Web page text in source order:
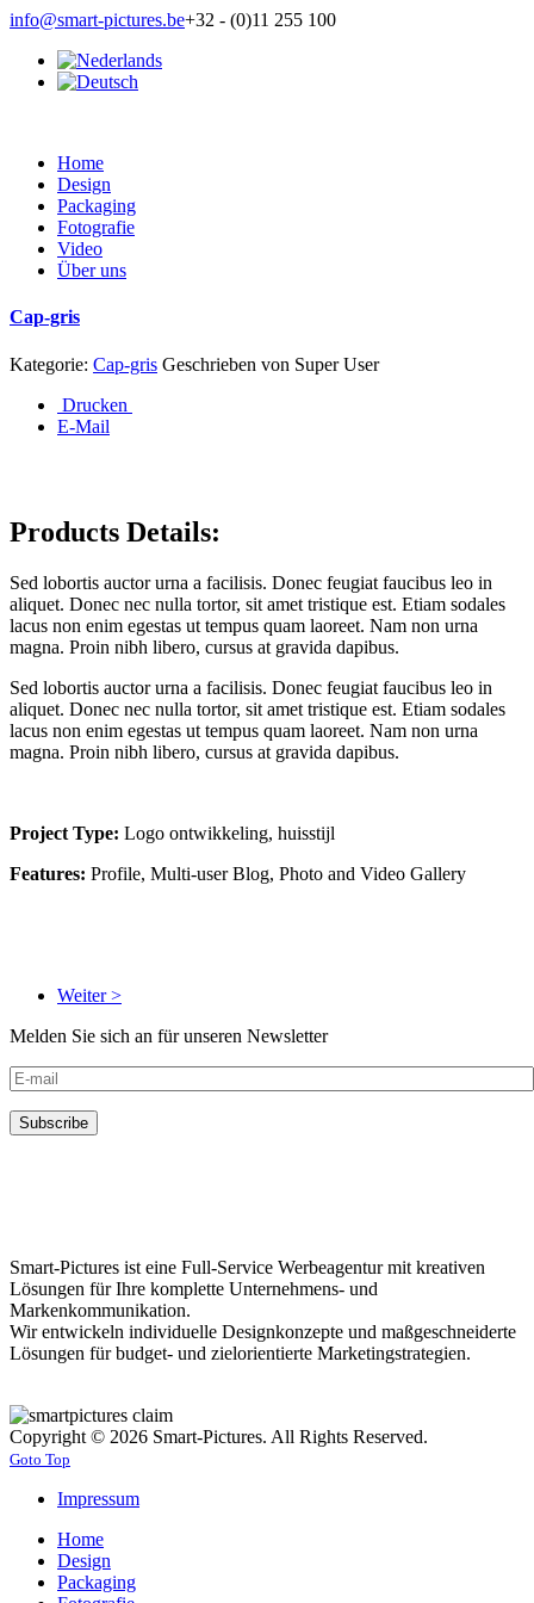
info@smart-pictures.be+32 - (0)11 255 100
Home
Design
Packaging
Fotografie
Video
Über uns
Cap-gris
Kategorie: Cap-gris Geschrieben von Super User
Drucken
E-Mail
Products Details:
Sed lobortis auctor urna a facilisis. Donec feugiat faucibus leo in
aliquet. Donec nec nulla tortor, sit amet tristique est. Etiam sodales
lacus non enim egestas ut tempus quam laoreet. Nam non urna
magna. Proin nibh libero, cursus at gravida dapibus.
Sed lobortis auctor urna a facilisis. Donec feugiat faucibus leo in
aliquet. Donec nec nulla tortor, sit amet tristique est. Etiam sodales
lacus non enim egestas ut tempus quam laoreet. Nam non urna
magna. Proin nibh libero, cursus at gravida dapibus.
Project Type: Logo ontwikkeling, huisstijl
Features: Profile, Multi-user Blog, Photo and Video Gallery
Weiter >
Melden Sie sich an für unseren Newsletter
Smart-Pictures ist eine Full-Service Werbeagentur mit kreativen
Lösungen für Ihre komplette Unternehmens- und
Markenkommunikation.
Wir entwickeln individuelle Designkonzepte und maßgeschneiderte
Lösungen für budget- und zielorientierte Marketingstrategien.
Copyright © 2026 Smart-Pictures. All Rights Reserved.
Goto Top
Impressum
Home
Design
Packaging